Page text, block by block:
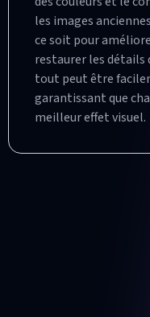
les images
ce soit pour
restaurer les détails
tout peut être
garantissant que
meilleur effet visuel.